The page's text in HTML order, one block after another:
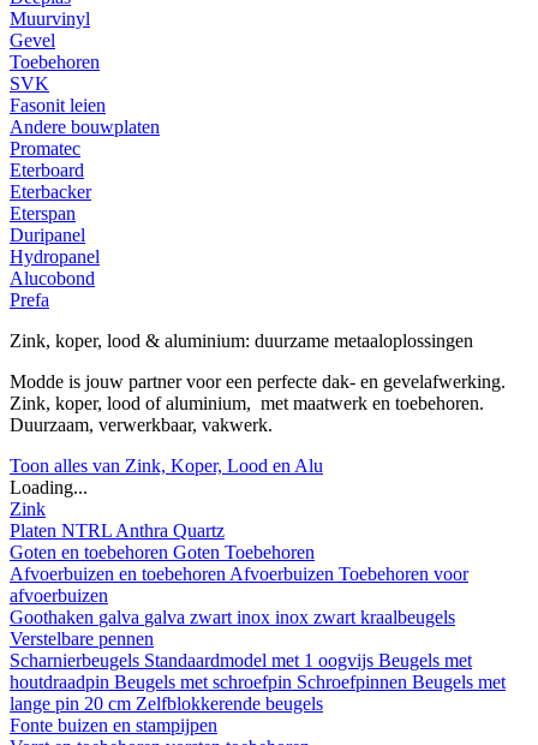
Muurvinyl
Gevel
Toebehoren
SVK
Fasonit leien
Andere bouwplaten
Promatec
Eterboard
Eterbacker
Eterspan
Duripanel
Hydropanel
Alucobond
Prefa
Zink, koper, lood & aluminium: duurzame metaaloplossingen
Modde is jouw partner voor een perfecte dak- en gevelafwerking.
Zink, koper, lood of aluminium, met maatwerk en toebehoren.
Duurzaam, verwerkbaar, vakwerk.
Toon alles van Zink, Koper, Lood en Alu
Loading...
Zink
Platen NTRL Anthra Quartz
Goten en toebehoren Goten Toebehoren
Afvoerbuizen en toebehoren Afvoerbuizen Toebehoren voor
afvoerbuizen
Goothaken galva galva zwart inox inox zwart kraalbeugels
Verstelbare pennen
Scharnierbeugels Standaardmodel met 1 oogvijs Beugels met
houtdraadpin Beugels met schroefpin Schroefpinnen Beugels met
lange pin 20 cm Zelfblokkerende beugels
Fonte buizen en stampijpen